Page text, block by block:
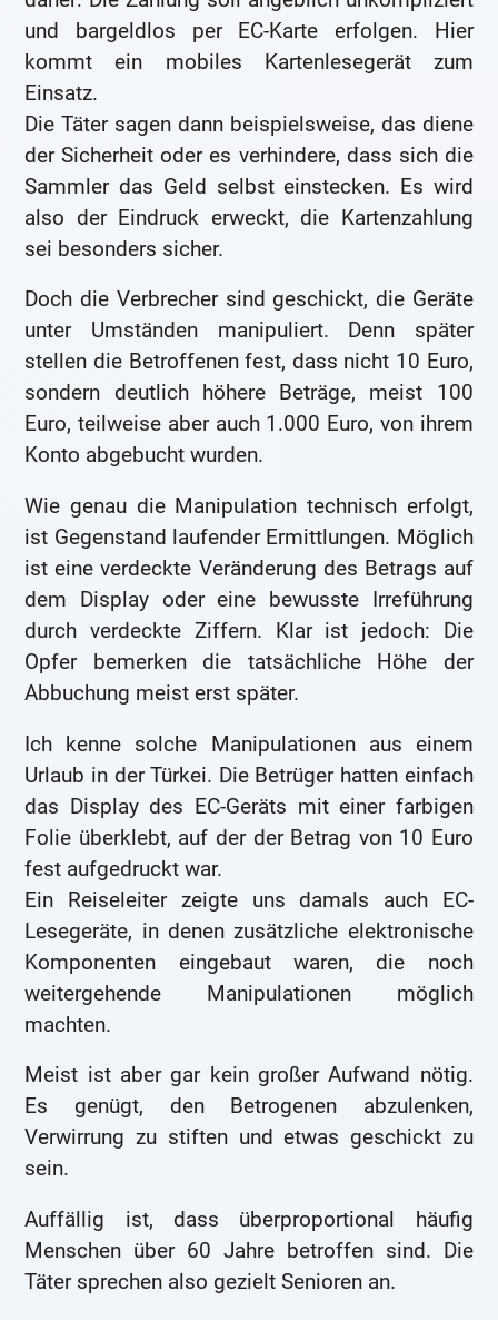
und bargeldlos per EC-Karte erfolgen. Hier
kommt ein mobiles Kartenlesegerät zum
Einsatz.
Die Täter sagen dann beispielsweise, das diene
der Sicherheit oder es verhindere, dass sich die
Sammler das Geld selbst einstecken. Es wird
also der Eindruck erweckt, die Kartenzahlung
sei besonders sicher.
Doch die Verbrecher sind geschickt, die Geräte
unter Umständen manipuliert. Denn später
stellen die Betroffenen fest, dass nicht 10 Euro,
sondern deutlich höhere Beträge, meist 100
Euro, teilweise aber auch 1.000 Euro, von ihrem
Konto abgebucht wurden.
Wie genau die Manipulation technisch erfolgt,
ist Gegenstand laufender Ermittlungen. Möglich
ist eine verdeckte Veränderung des Betrags auf
dem Display oder eine bewusste Irreführung
durch verdeckte Ziffern. Klar ist jedoch: Die
Opfer bemerken die tatsächliche Höhe der
Abbuchung meist erst später.
Ich kenne solche Manipulationen aus einem
Urlaub in der Türkei. Die Betrüger hatten einfach
das Display des EC-Geräts mit einer farbigen
Folie überklebt, auf der der Betrag von 10 Euro
fest aufgedruckt war.
Ein Reiseleiter zeigte uns damals auch EC-
Lesegeräte, in denen zusätzliche elektronische
Komponenten eingebaut waren, die noch
weitergehende Manipulationen möglich
machten.
Meist ist aber gar kein großer Aufwand nötig.
Es genügt, den Betrogenen abzulenken,
Verwirrung zu stiften und etwas geschickt zu
sein.
Auffällig ist, dass überproportional häufig
Menschen über 60 Jahre betroffen sind. Die
Täter sprechen also gezielt Senioren an.